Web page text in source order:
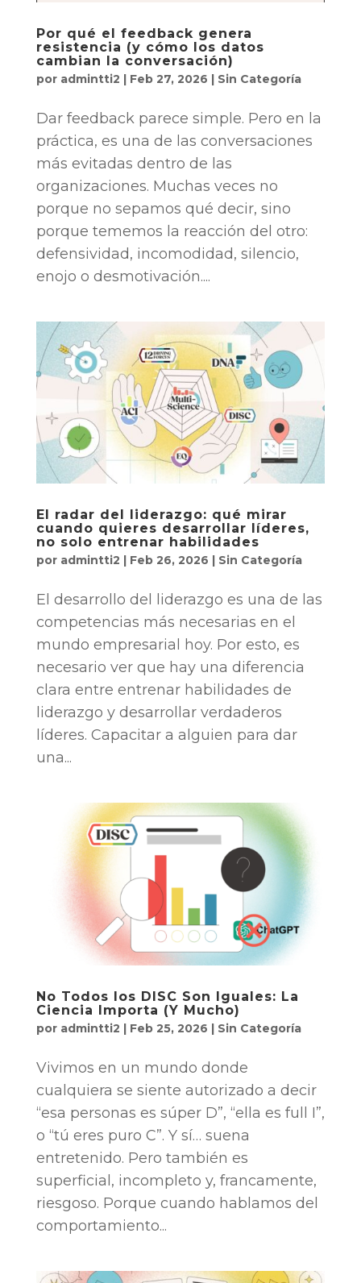
Por qué el feedback genera
resistencia (y cómo los datos
cambian la conversación)
por admintti2 | Feb 27, 2026 | Sin Categoría
Dar feedback parece simple. Pero en la
práctica, es una de las conversaciones
más evitadas dentro de las
organizaciones. Muchas veces no
porque no sepamos qué decir, sino
porque tememos la reacción del otro:
defensividad, incomodidad, silencio,
enojo o desmotivación....
El radar del liderazgo: qué mirar
cuando quieres desarrollar líderes,
no solo entrenar habilidades
por admintti2 Feb 26, 2026 Sin Categoría
El desarrollo del liderazgo es una de las
competencias más necesarias en el
mundo empresarial hoy. Por esto, es
necesario ver que hay una diferencia
clara entre entrenar habilidades de
liderazgo y desarrollar verdaderos
líderes. Capacitar a alguien para dar
una...
No Todos los DISC Son Iguales: La
Ciencia Importa (Y Mucho)
por admintti2 | Feb 25, 2026 | Sin Categoría
Vivimos en un mundo donde
cualquiera se siente autorizado a decir
“esa personas es súper D”, “ella es full I”,
o “tú eres puro C”. Y sí… suena
entretenido. Pero también es
superficial, incompleto y, francamente,
riesgoso. Porque cuando hablamos del
comportamiento...